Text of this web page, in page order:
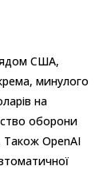
США,
минулого
на
оборони
Також OpenAI